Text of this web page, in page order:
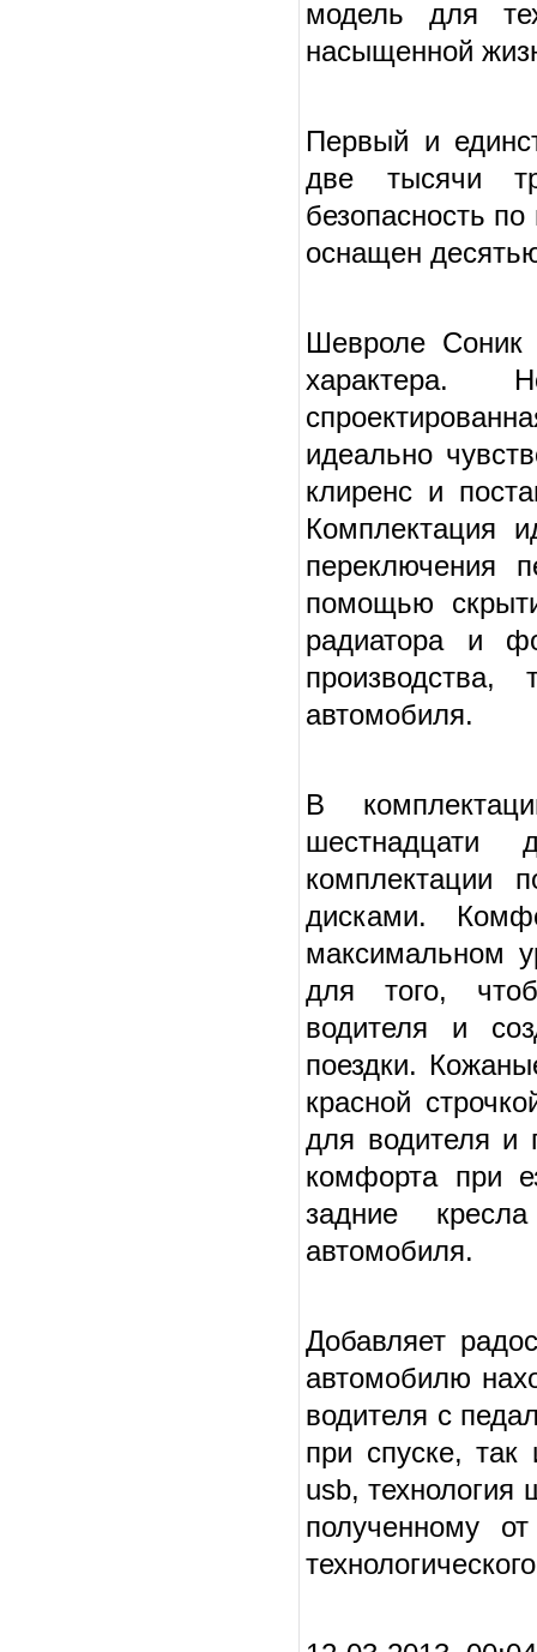
модель для
насыщенной
Первый и
две тысячи
безопасность
оснащен
Шевроле Соник
характера.
идеально
клиренс и
Комплектация
переключения
помощью
радиатора и
автомобиля.
В
комплектации
дисками.
максимальном
для того,
водителя и
поездки.
красной
для водителя и
комфорта при
задние
автомобиля.
Добавляет
автомобилю
водителя с
при спуске,
usb, технология
полученному